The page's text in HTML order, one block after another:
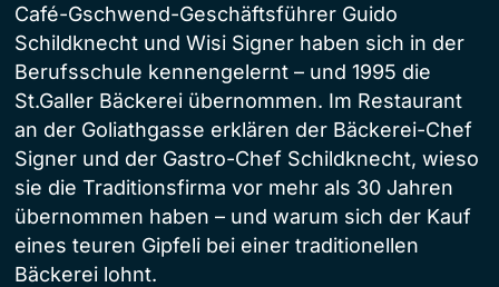
Café-Gschwend-Geschäftsführer Guido
Schildknecht und Wisi Signer haben sich in der
Berufsschule kennengelernt – und 1995 die
St.Galler Bäckerei übernommen. Im Restaurant
an der Goliathgasse erklären der Bäckerei-Chef
Signer und der Gastro-Chef Schildknecht, wieso
sie die Traditionsfirma vor mehr als 30 Jahren
übernommen haben – und warum sich der Kauf
eines teuren Gipfeli bei einer traditionellen
Bäckerei lohnt.